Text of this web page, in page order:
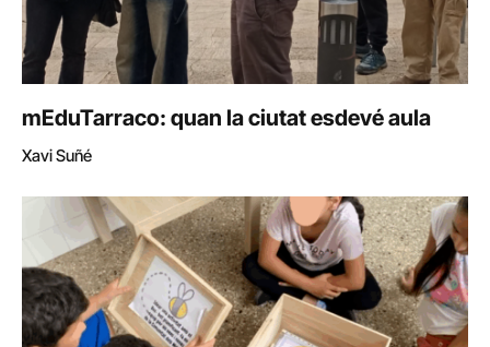
mEduTarraco: quan la ciutat esdevé aula
Xavi Suñé